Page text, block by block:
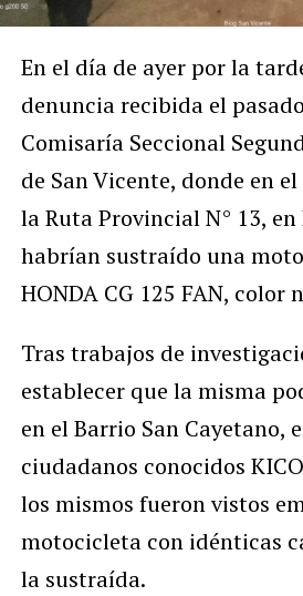
En el día de ayer por la
denuncia recibida el
Comisaría Seccional
de San Vicente, donde en
la Ruta Provincial N° 13,
habrían sustraído una
HONDA CG 125 FAN, color
Tras trabajos de
establecer que la misma
en el Barrio San Cayetano,
ciudadanos conocidos
los mismos fueron vistos
motocicleta con idénticas
la sustraída.